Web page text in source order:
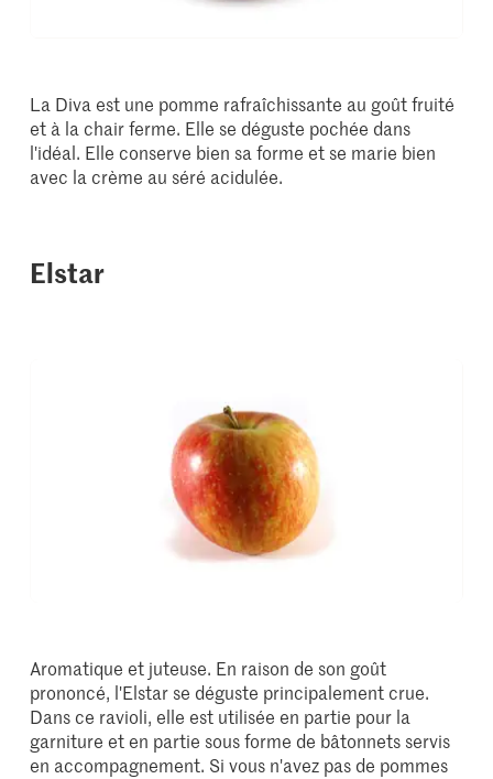
La Diva est une pomme rafraîchissante au goût fruité
et à la chair ferme. Elle se déguste pochée dans
l'idéal. Elle conserve bien sa forme et se marie bien
avec la crème au séré acidulée.
Elstar
Aromatique et juteuse. En raison de son goût
prononcé, l'Elstar se déguste principalement crue.
Dans ce ravioli, elle est utilisée en partie pour la
garniture et en partie sous forme de bâtonnets servis
en accompagnement. Si vous n'avez pas de pommes